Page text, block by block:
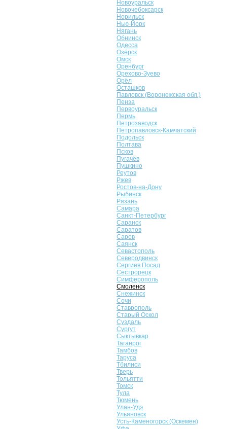
Новоуральск
Новочебоксарск
Норильск
Нью-Йорк
Нягань
Обнинск
Одесса
Озёрск
Омск
Оренбург
Орехово-Зуево
Орёл
Осташков
Павловск (Воронежская обл.)
Пенза
Первоуральск
Пермь
Петрозаводск
Петропавловск-Камчатский
Подольск
Полтава
Псков
Пугачёв
Пушкино
Реутов
Ржев
Ростов-на-Дону
Рыбинск
Рязань
Самара
Санкт-Петербург
Саранск
Саратов
Саров
Саянск
Севастополь
Северодвинск
Сергиев Посад
Сестрорецк
Симферополь
Смоленск
Снежинск
Сочи
Ставрополь
Старый Оскол
Суздаль
Сургут
Сыктывкар
Таганрог
Тамбов
Таруса
Тбилиси
Тверь
Тольятти
Томск
Тула
Тюмень
Улан-Удэ
Ульяновск
Усть-Каменогорск (Оскемен)